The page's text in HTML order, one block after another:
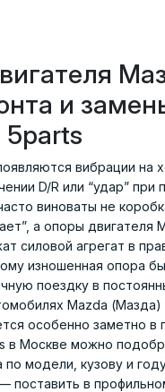
и
вибрации на
D/R или “удар” при
виноваты не
а опоры двигателя
силовой агрегат в
изношенная опора
поездку в
Mazda
особенно заметно в
в Москве можно
по модели, кузову и
поставить в